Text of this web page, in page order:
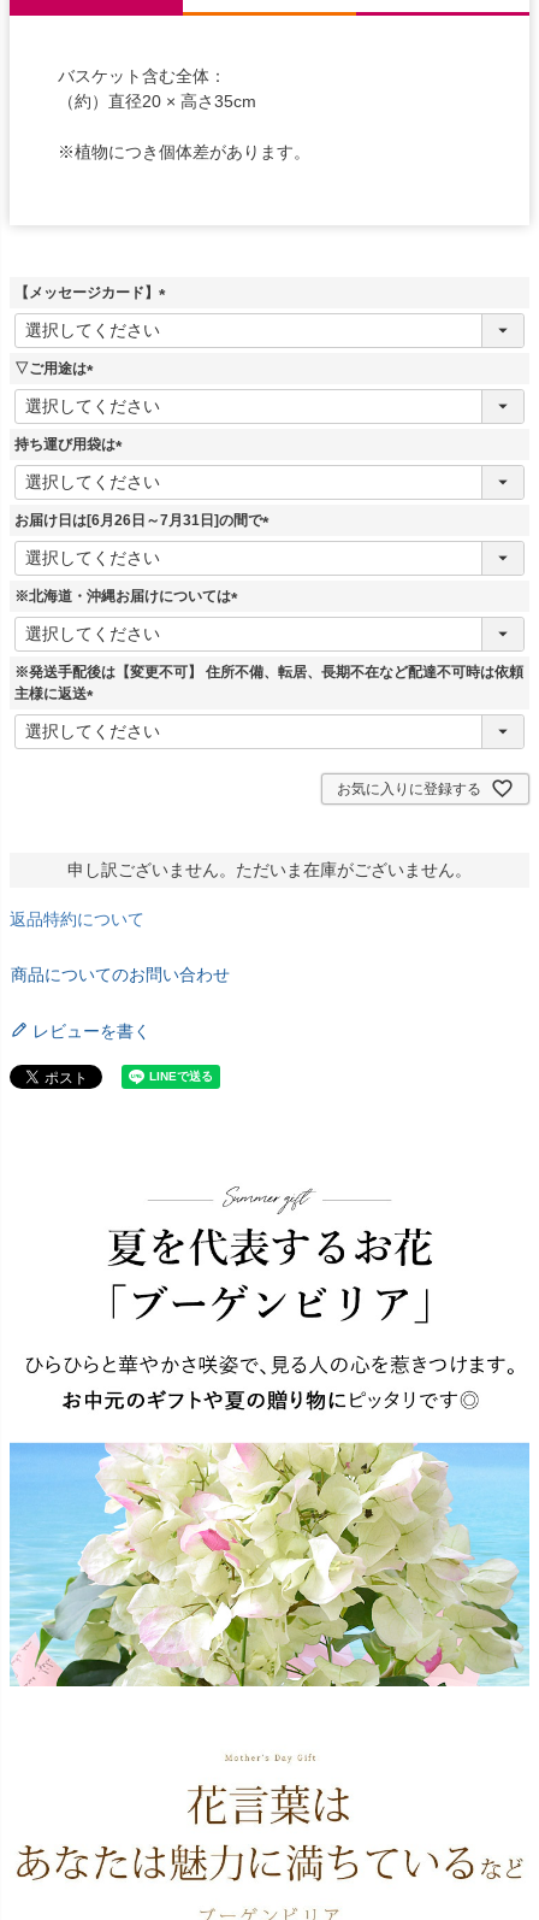
バスケット含む全体：
（約）直径20 × 高さ35cm
※植物につき個体差があります。
【メッセージカード】
(
▽ご用途は
(
必
須
持ち運び用袋は
(
必
須
お届け日は[6月26日～7月31日]の間で
(
※北海道・沖縄お届けについては
(
須
※発送手配後は【変更不可】 住所不備、転居、長期不在など配達不可時は依頼
主様に返送
(
必
お気に入りに登録する
申し訳ございません。ただいま在庫がございません。
返品特約について
商品についてのお問い合わせ
レビューを書く